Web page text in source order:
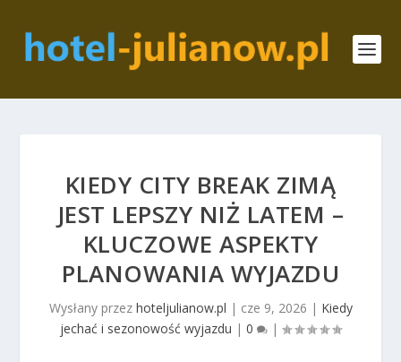
KIEDY CITY BREAK ZIMĄ
JEST LEPSZY NIŻ LATEM –
KLUCZOWE ASPEKTY
PLANOWANIA WYJAZDU
Wysłany przez hoteljulianow.pl | cze 9, 2026 | Kiedy
jechać i sezonowość wyjazdu | 0 |